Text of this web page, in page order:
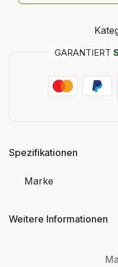
GARANTIERT
Spezifikationen
Marke
Weitere Informationen